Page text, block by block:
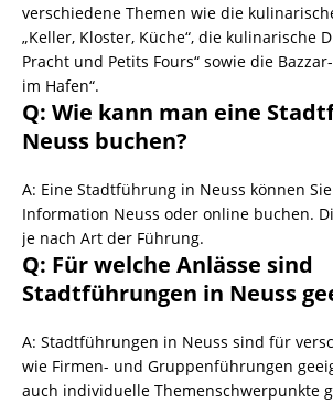
verschiedene Themen wie die
„Keller, Kloster, Küche“, die kulinarische
Pracht und Petits Fours“ sowie die
im Hafen“.
Q: Wie kann man eine
Neuss buchen?
A: Eine Stadtführung in Neuss können
Information Neuss oder online buchen.
je nach Art der Führung.
Q: Für welche Anlässe sind
Stadtführungen in Neuss
A: Stadtführungen in Neuss sind für
wie Firmen- und Gruppenführungen
auch individuelle Themenschwerpunkte